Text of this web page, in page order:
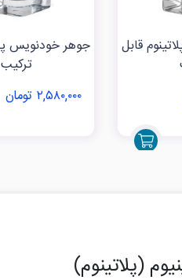
قابل
جوهر خودنویس
ترکیب
۲,۵۸۰,۰۰۰ تومان
(پلاتینوم)